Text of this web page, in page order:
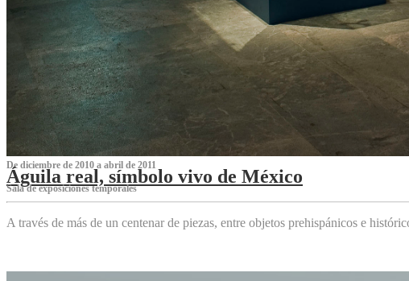
De diciembre de 2010 a abril de 2011
Águila real, símbolo vivo de México
Sala de exposiciones temporales
A través de más de un centenar de piezas, entre objetos prehispánicos e